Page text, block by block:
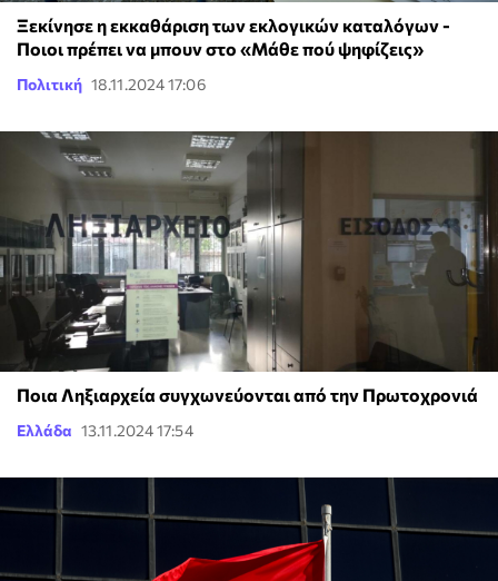
Ξεκίνησε η εκκαθάριση των εκλογικών καταλόγων -
Ποιοι πρέπει να μπουν στο «Μάθε πού ψηφίζεις»
Πολιτική 18.11.2024 17:06
Ποια Ληξιαρχεία συγχωνεύονται από την Πρωτοχρονιά
Ελλάδα 13.11.2024 17:54